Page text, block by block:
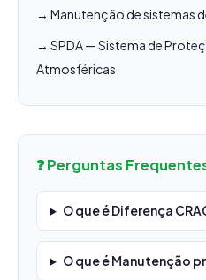
→ Manutenção de sistemas
→ SPDA — Sistema de
Atmosféricas
❓ Perguntas
O que é Diferença
O que é Manutenção